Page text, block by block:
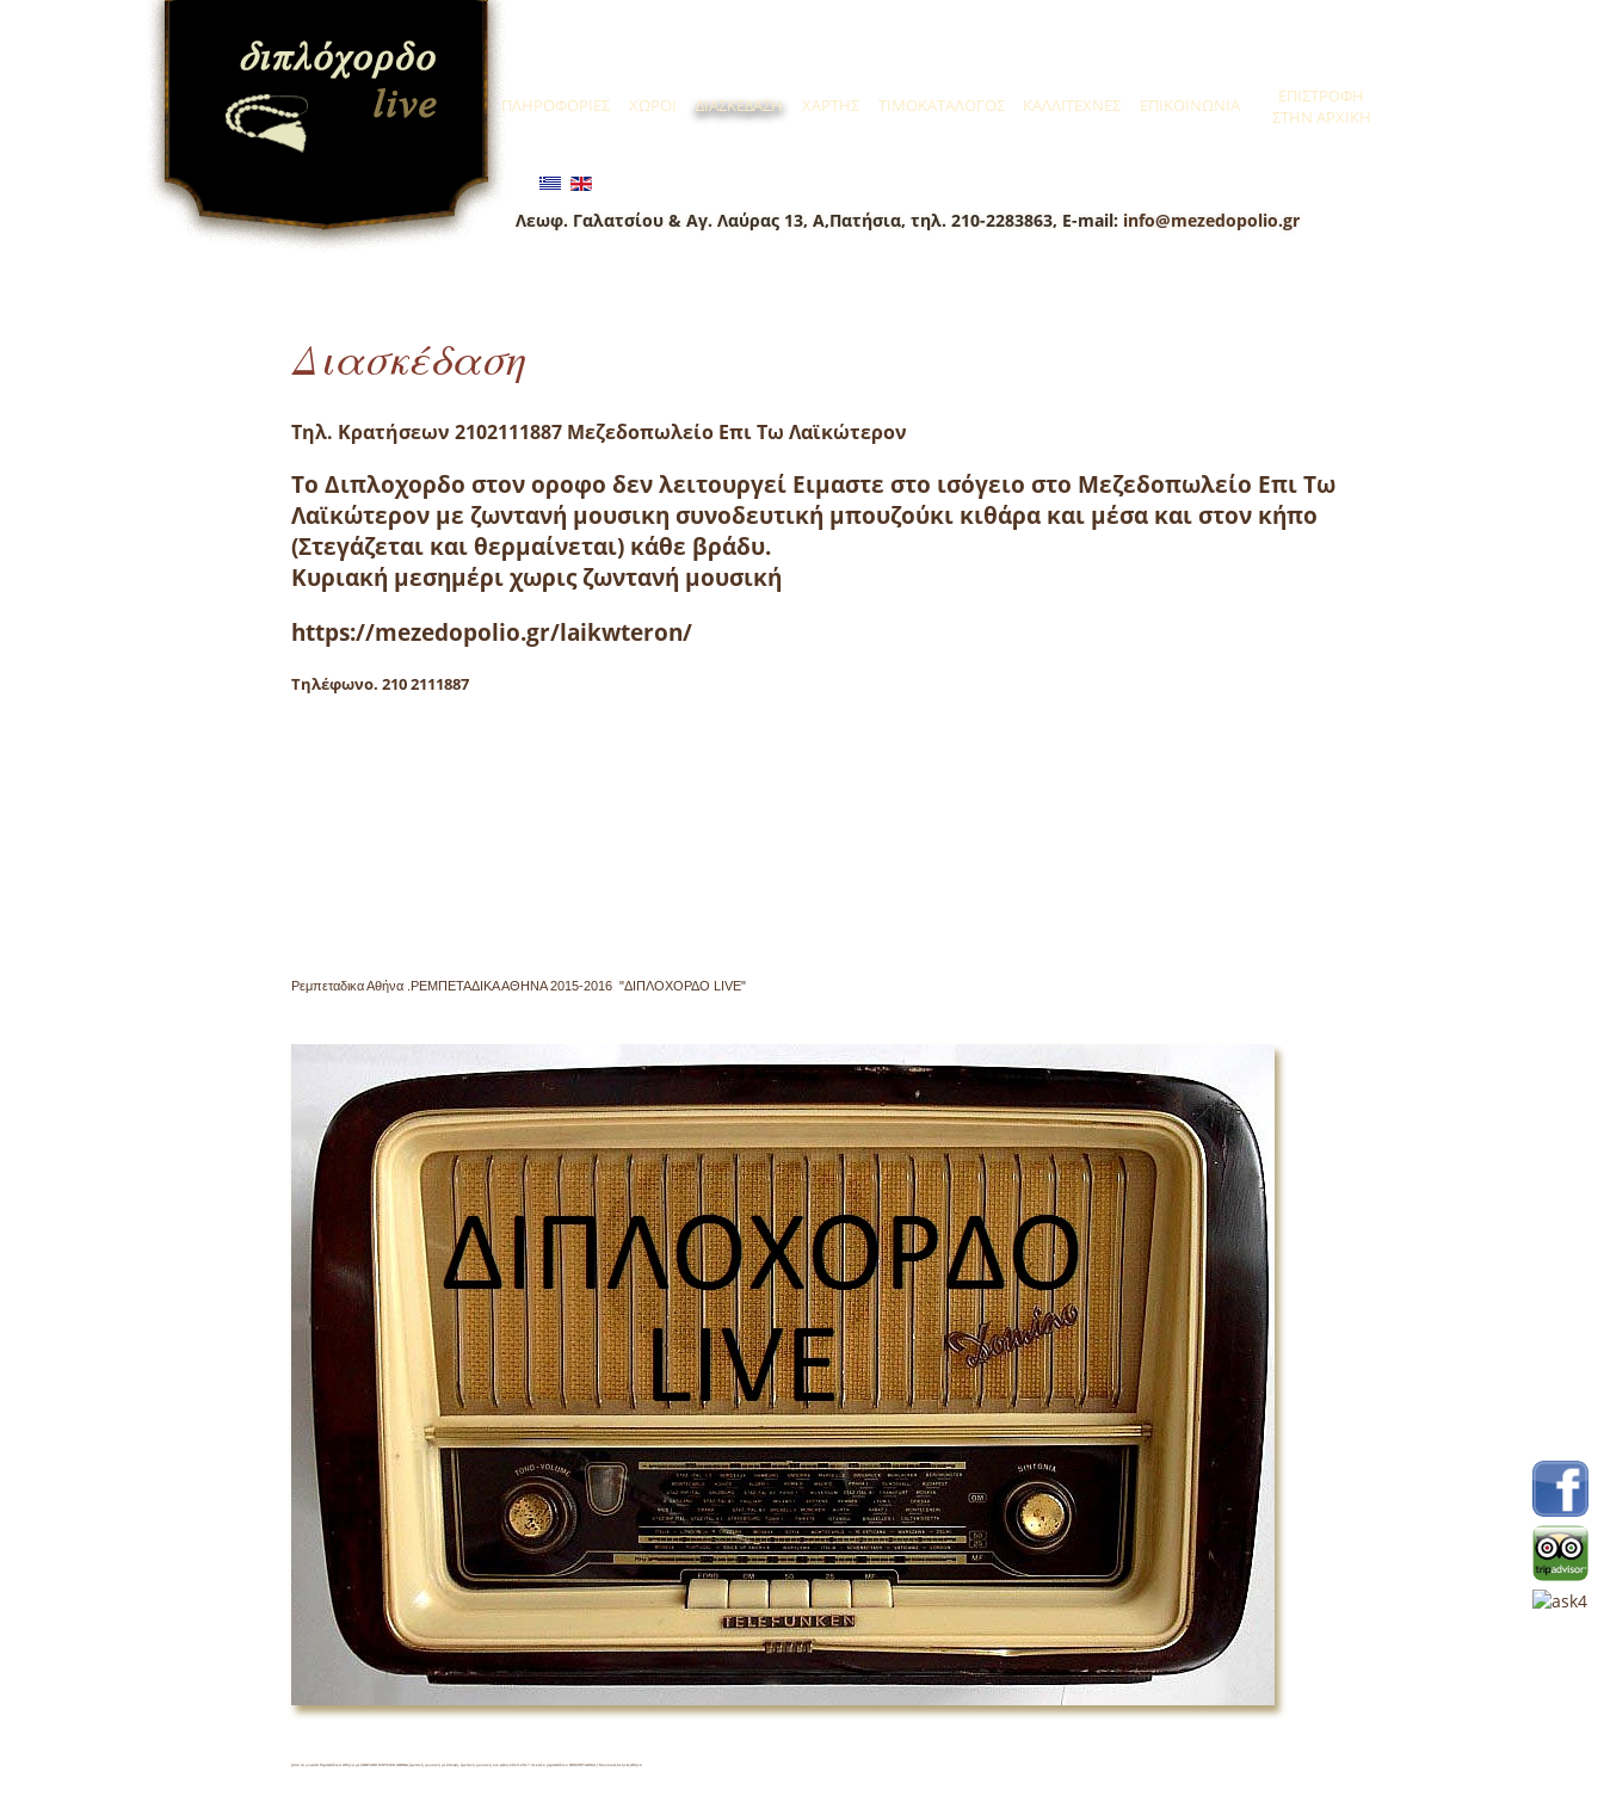
ΠΛΗΡΟΦΟΡΙΕΣ ΧΩΡΟΙ ΔΙΑΣΚΕΔΑΣΗ ΧΑΡΤΗΣ ΤΙΜΟΚΑΤΑΛΟΓΟΣ ΚΑΛΛΙΤΕΧΝΕΣ ΕΠΙΚΟΙΝΩΝΙΑ
ΕΠΙΣΤΡΟΦΗ
ΣΤΗΝ ΑΡΧΙΚΗ
Λεωφ. Γαλατσίου & Αγ. Λαύρας 13, Α,Πατήσια, τηλ. 210-2283863, E-mail: info@mezedopolio.gr
Διασκέδαση
Τηλ. Κρατήσεων 2102111887 Μεζεδοπωλείο Επι Τω Λαϊκώτερον
Το Διπλοχορδο στον οροφο δεν λειτουργεί Ειμαστε στο ισόγειο στο Μεζεδοπωλείο Επι Τω
Λαϊκώτερον με ζωντανή μουσικη συνοδευτική μπουζούκι κιθάρα και μέσα και στον κήπο
(Στεγάζεται και θερμαίνεται) κάθε βράδυ.
Κυριακή μεσημέρι χωρις ζωντανή μουσική
https://mezedopolio.gr/laikwteron/
Τηλέφωνο. 210 2111887
Ρεμπεταδικα Αθήνα .ΡΕΜΠΕΤΑΔΙΚΑ ΑΘΗΝΑ 2015-2016 "ΔΙΠΛΟΧΟΡΔΟ LIVE"
(απο τα γνωστά Ρεμπετάδικα Αθήνα με ΖΩΝΤΑΝΗ ΜΟΥΣΙΚΗ ΑΘΗΝΑ,ζωντανή μουσική με άποψη, ζωντανη μουσική και φέτος 2016-2017 σε καλό ρεμπετάδικο REMPETADIKA ) Μουσικές Σκηνές Αθήνα